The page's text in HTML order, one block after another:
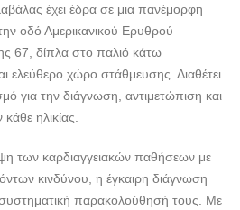
| ΚΡΑΓΙΟΠΟΥΛΟΥ ΧΡΙΣΤΙΝΑ---
| ΚΡΑΓΙΟΠΟΥΛΟΥ ΧΡΙΣΤΙΝΑ---
| ΚΡΑΓΙΟΠΟΥΛΟΥ ΧΡΙΣΤΙΝΑ---
έχει έδρα σε μια πανέμορφη
οδό Αμερικανικού Ερυθρού
67, δίπλα στο παλιό κάτω
ελεύθερο χώρο στάθμευσης. Διαθέτει
για την διάγνωση, αντιμετώπιση και
ηλικίας.
των καρδιαγγειακών παθήσεων με
κινδύνου, η έγκαιρη διάγνωση
συστηματική παρακολούθησή τους. Με